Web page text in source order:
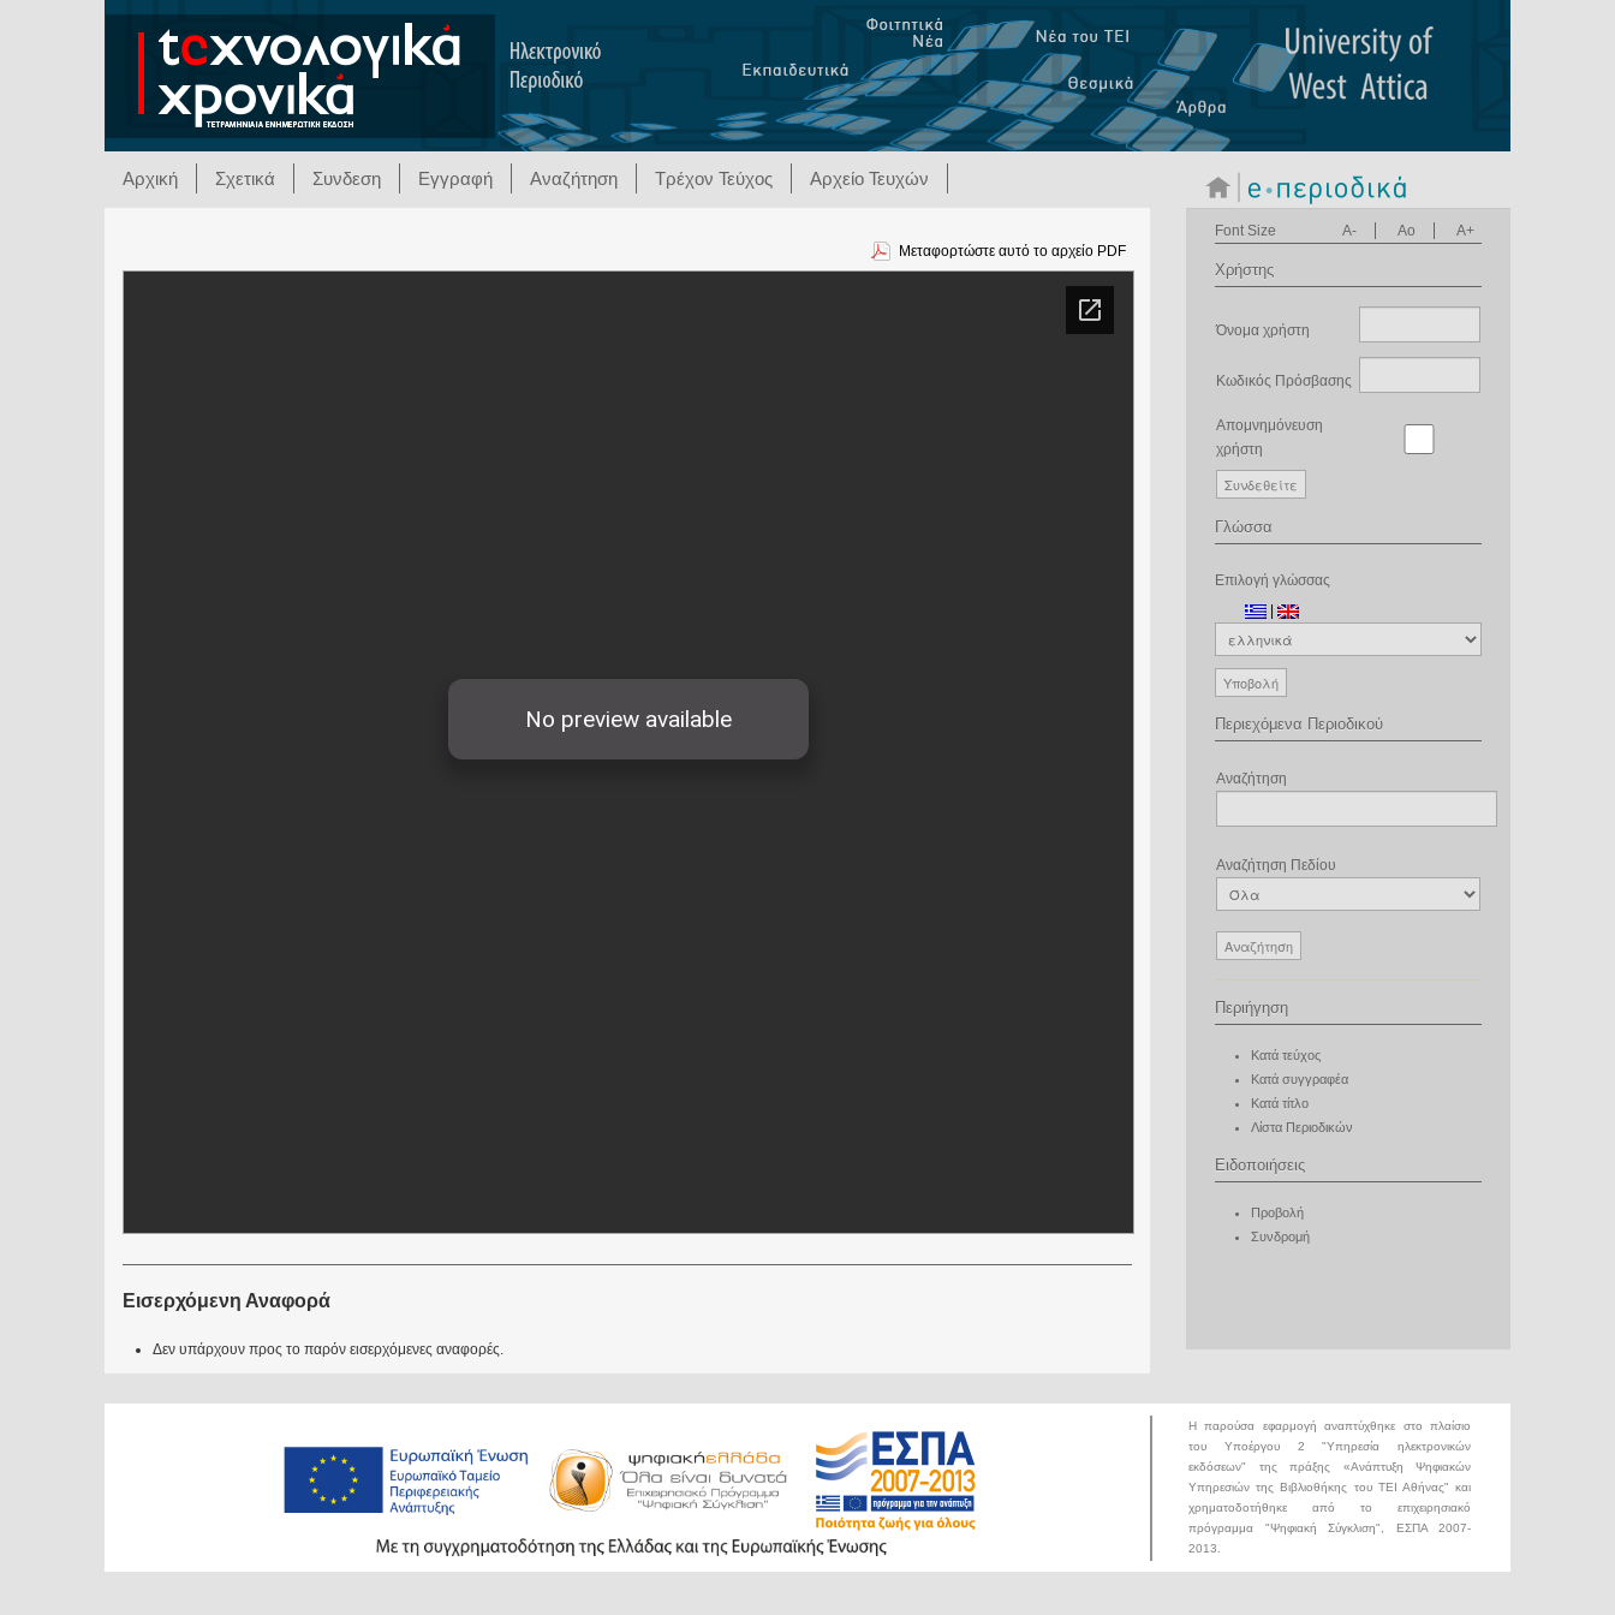
Αρχική Σχετικά Συνδεση Εγγραφή Αναζήτηση Τρέχον Τεύχος Αρχείο Τευχών
Μεταφορτώστε αυτό το αρχείο PDF
Εισερχόμενη Αναφορά
Δεν υπάρχουν προς το παρόν εισερχόμενες αναφορές.
Font Size A- Ao A+
Χρήστης
Όνομα χρήστη
Κωδικός Πρόσβασης
Απομνημόνευση
χρήστη
Γλώσσα
Επιλογή γλώσσας
|
Περιεχόμενα Περιοδικού
Αναζήτηση
Αναζήτηση Πεδίου
Περιήγηση
Κατά τεύχος
Κατά συγγραφέα
Κατά τίτλο
Λίστα Περιοδικών
Ειδοποιήσεις
Προβολή
Συνδρομή
Η παρούσα εφαρμογή αναπτύχθηκε στο πλαίσιο
του Υποέργου 2 "Υπηρεσία ηλεκτρονικών
εκδόσεων" της πράξης «Ανάπτυξη Ψηφιακών
Υπηρεσιών της Βιβλιοθήκης του ΤΕΙ Αθήνας" και
χρηματοδοτήθηκε από το επιχειρησιακό
πρόγραμμα "Ψηφιακή Σύγκλιση", ΕΣΠΑ 2007-
2013.